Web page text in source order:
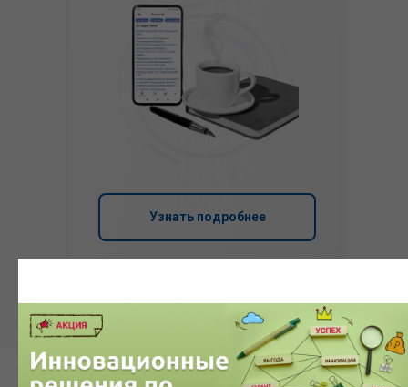
Узнать подробнее